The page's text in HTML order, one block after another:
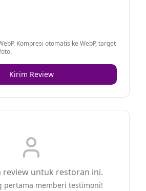
Kompresi otomatis ke WebP, target
Kirim Review
review untuk restoran ini.
pertama memberi testimoni!